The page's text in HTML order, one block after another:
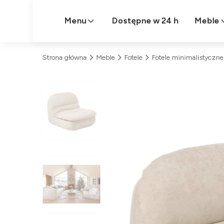
Menu Dostępne w 24 h Meble
Strona główna Meble Fotele Fotele minimalistyczne